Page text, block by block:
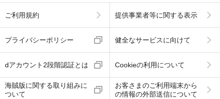
ご利用規約 提供事業者等に関する表示
プライバシーポリシー 健全なサービスに向けて
dアカウント2段階認証とは Cookieの利用について
海賊版に関する取り組みに
ついて
お客さまのご利用端末から
の情報の外部送信について